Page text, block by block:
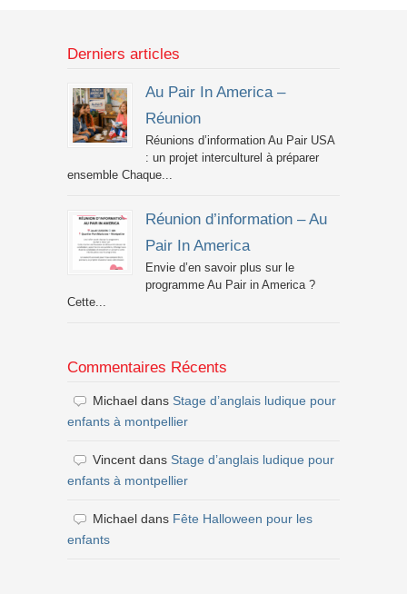
Derniers articles
Au Pair In America –
Réunion
Réunions d’information Au Pair USA
: un projet interculturel à préparer
ensemble Chaque...
Réunion d’information – Au
Pair In America
Envie d’en savoir plus sur le
programme Au Pair in America ?
Cette...
Commentaires Récents
Michael dans Stage d’anglais ludique pour
enfants à montpellier
Vincent dans Stage d’anglais ludique pour
enfants à montpellier
Michael dans Fête Halloween pour les
enfants